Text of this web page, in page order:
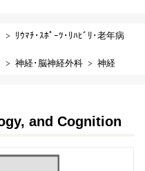
ﾘｳﾏﾁ･ｽﾎﾟｰﾂ･ﾘﾊﾋﾞﾘ･老年病
神経･脳神経外科 神経
and Cognition